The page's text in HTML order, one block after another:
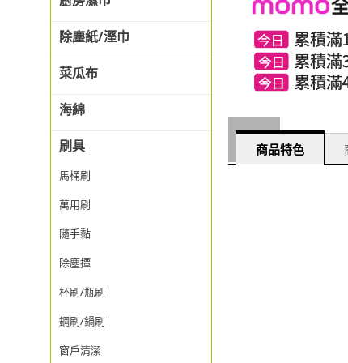
除塵紙/溼巾
菜瓜布
海綿
刷具
馬桶刷
萬用刷
隨手黏
除塵撢
杯刷/瓶刷
鋼刷/鍋刷
窗戶清潔
商品特色